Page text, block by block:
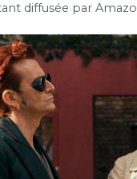
diffusée par